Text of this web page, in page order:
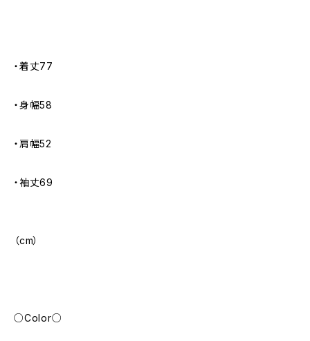
・着丈77
・身幅58
・肩幅52
・袖丈69
（cm）
○Color○